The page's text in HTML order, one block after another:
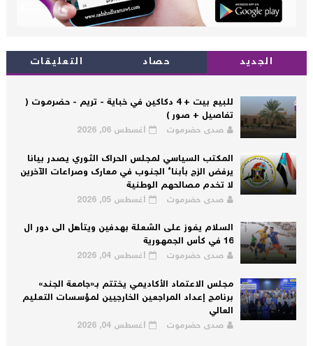
الجديد حصاد التعليقات
للبيع بيت + 4 دكاكين في خباية - تريم - حضرموت (
تفاصيل + صور )
صدى حضرموت أغسطس 06, 2026
المكتب السياسي لمجلس الحراك الثوري يصدر بيانا
يرفض الزج بأبناء الجنوب في معارك وصراعات الآخرين
لا تخدم مصالحهم الوطنية
صدى حضرموت أغسطس 05, 2026
السلام يفوز على الشعلة بهدفين ويتأهل الى دور ال
16 في كأس الجمهورية
صدى حضرموت أغسطس 04, 2026
مجلس الاعتماد الأكاديمي يختتم بـ«جامعة الجند»
برنامج إعداد المراجعين الخارجيين لمؤسسات التعليم
العالي
صدى حضرموت أغسطس 04, 2026